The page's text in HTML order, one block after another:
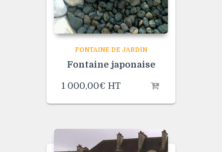
FONTAINE DE JARDIN
Fontaine japonaise
1 000,00€ HT